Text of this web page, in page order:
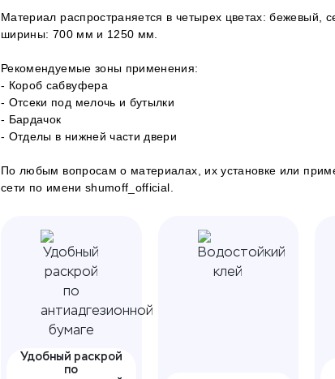
Материал распространяется в четырех цветах: бежевый,
ширины: 700 мм и 1250 мм.
Рекомендуемые зоны применения:
- Короб сабвуфера
- Отсеки под мелочь и бутылки
- Бардачок
- Отделы в нижней части двери
По любым вопросам о материалах, их установке или
сети по имени shumoff_official.
Удобный раскрой
по